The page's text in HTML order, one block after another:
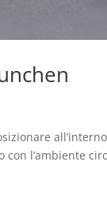
l’ambiente